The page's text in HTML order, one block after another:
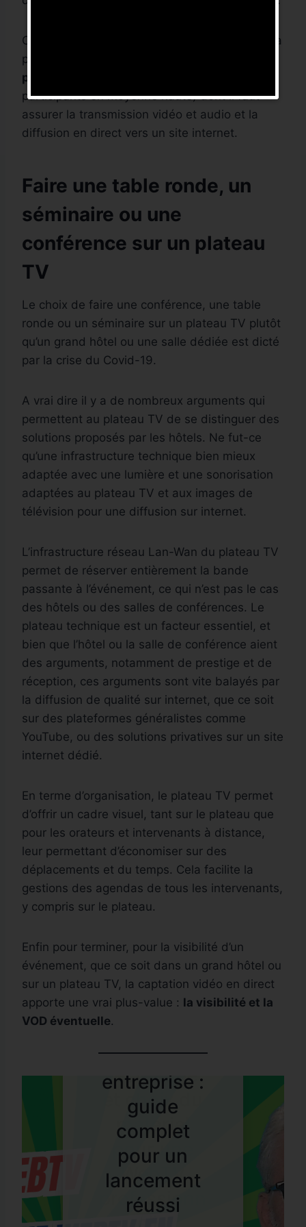
Cette attention particulière pour le réseau et sa
passerelle est induit par le nombre de
participants externes simultanés
participants en moyenne haute) dont il faut
assurer la transmission vidéo et audio et la
diffusion en direct vers un site internet.
Faire une table ronde, un
séminaire ou une
conférence sur un plateau
TV
Le choix de faire une conférence, une table
ronde ou un séminaire sur un plateau TV plutôt
qu’un grand hôtel ou une salle dédiée est dicté
par la crise du Covid-19.
A vrai dire il y a de nombreux arguments qui
permettent au plateau TV de se distinguer des
solutions proposés par les hôtels. Ne fut-ce
qu’une infrastructure technique bien mieux
adaptée avec une lumière et une sonorisation
adaptées au plateau TV et aux images de
télévision pour une diffusion sur internet.
L’infrastructure réseau Lan-Wan du plateau TV
permet de réserver entièrement la bande
passante à l’événement, ce qui n’est pas le cas
des hôtels ou des salles de conférences. Le
plateau technique est un facteur essentiel, et
bien que l’hôtel ou la salle de conférence aient
des arguments, notamment de prestige et de
réception, ces arguments sont vite balayés par
la diffusion de qualité sur internet, que ce soit
sur des plateformes généralistes comme
YouTube, ou des solutions privatives sur un site
internet dédié.
En terme d’organisation, le plateau TV permet
d’offrir un cadre visuel, tant sur le plateau que
pour les orateurs et intervenants à distance,
leur permettant d’économiser sur des
déplacements et du temps. Cela facilite la
gestions des agendas de tous les intervenants,
y compris sur le plateau.
Enfin pour terminer, pour la visibilité d’un
événement, que ce soit dans un grand hôtel ou
sur un plateau TV, la captation vidéo en direct
apporte une vrai plus-value : la visibilité et la
VOD éventuelle.
WEBTV
AVPRO :
nouvelle
offre pour
aider les
entreprises
à
professionn
aliser leur
WEBTV
place
technique
et choix du
matériel
pour une
WebTV
professionn
WEBTV
Construire
une WebTV
en
entreprise :
guide
complet
pour un
lancement
réussi
FORMATION
Pourquoi
doivent
structurer
leur WebTV
avant de se
lancer
Les grandes
transitions
qui
transformen
t
l’audiovisuel